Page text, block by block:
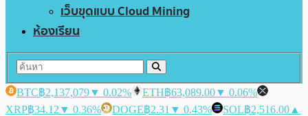
เว็บขุดแบบ Cloud Mining
ห้องเรียน
BTC฿2,137,079▼ 0.02% ETH฿63,089.00▼ 0.06%
XRP฿34.12 ▼ 0.36% DOGE฿2.31 ▼ 0.43% SOL฿2,516.00 ▲